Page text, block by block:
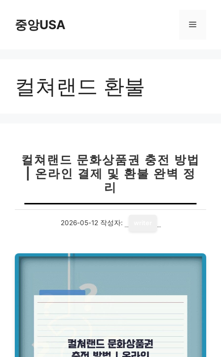
중앙USA 메
컬쳐랜드 환불
컬쳐랜드 문화상품권 충전 방법
| 온라인 결제 및 환불 완벽 정
리
2026-05-12 작성자: